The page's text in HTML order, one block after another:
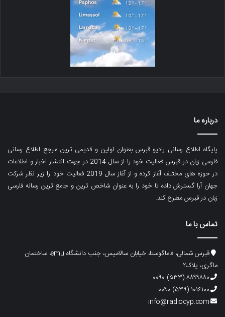
درباره ما
پایگاه اطلاع رسانی رادیو قبرس بعنوان اولین و قدیمی ترین مرجع اطلاع رسانی
فارسی زبان در قبرس فعالیت خود را از سال 2014 در جهت انتشار اخبار و اطلاعات
در حوزه های مختلف آغاز کرده و از آغاز سال 2019 فعالیت خود را زیر نظر شرکت
جهان آرا گسترش داده تا خود را به عنوان شاخص ترین و جامع ترین رسانه فارسی
زبان در قبرس مطرح کند.
تماس با ما
قبرس شمالی، فاماگوستا، خیابان سالامیس، جنب دانشگاه emu، ساختمان
ماگری، پلاک۲
۸۸۹۹۸۸۰ (۵۳۳) ۰۰۹۰
۱۰۱۶۱۰۰ (۵۳۹) ۰۰۹۰
info@radiocyp.com